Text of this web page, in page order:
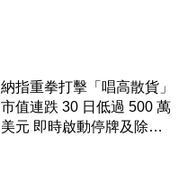
納指重拳打擊「唱高散貨」
市值連跌 30 日低過 500 萬
美元 即時啟動停牌及除牌